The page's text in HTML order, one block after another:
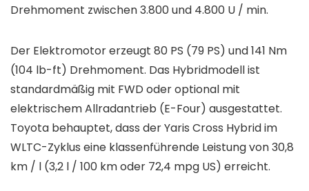
Drehmoment zwischen 3.800 und 4.800 U / min.
Der Elektromotor erzeugt 80 PS (79 PS) und 141 Nm
(104 lb-ft) Drehmoment. Das Hybridmodell ist
standardmäßig mit FWD oder optional mit
elektrischem Allradantrieb (E-Four) ausgestattet.
Toyota behauptet, dass der Yaris Cross Hybrid im
WLTC-Zyklus eine klassenführende Leistung von 30,8
km / l (3,2 l / 100 km oder 72,4 mpg US) erreicht.